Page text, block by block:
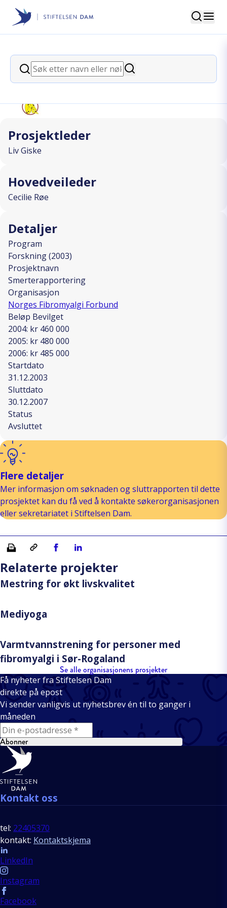
Stiftelsen Dam
Søk
Søk
Søk
back
Smerterapportering
Prosjektleder
Liv Giske
Hovedveileder
Cecilie Røe
Detaljer
Program
Forskning (2003)
Prosjektnavn
Smerterapportering
Organisasjon
Norges Fibromyalgi Forbund
Beløp Bevilget
2004: kr 460 000
2005: kr 480 000
2006: kr 485 000
Startdato
31.12.2003
Sluttdato
30.12.2007
Status
Avsluttet
Flere detaljer
Mer informasjon om søknaden og sluttrapporten til dette
prosjektet kan du få ved å kontakte søkerorganisasjonen
eller sekretariatet i Stiftelsen Dam.
Skriv ut Kopiera länkDel på Facebook
Del på Linkedin
Relaterte projekter
Mestring for økt livskvalitet
Mediyoga
Varmtvannstrening for personer med
fibromyalgi i Sør-Rogaland
Se alle organisasjonens prosjekter
Få nyheter fra Stiftelsen Dam
direkte på epost
Vi sender vanligvis ut nyhetsbrev én til to ganger i
måneden
E-mail
Abonner
Bunntekst
Kontakt oss
tel: 22405370
kontakt: Kontaktskjema
Follow us
LinkedIn
Instagram
Facebook